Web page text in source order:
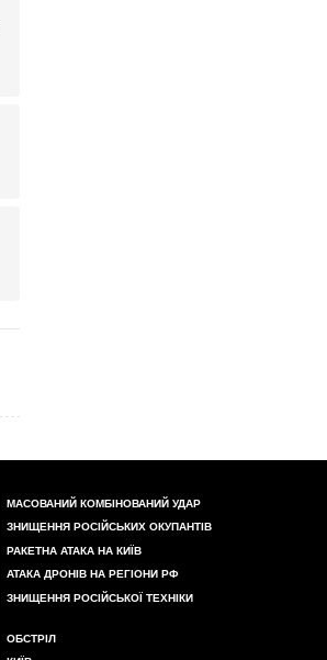
МАСОВАНИЙ КОМБІНОВАНИЙ УДАР
ЗНИЩЕННЯ РОСІЙСЬКИХ ОКУПАНТІВ
РАКЕТНА АТАКА НА КИЇВ
АТАКА ДРОНІВ НА РЕГІОНИ РФ
ЗНИЩЕННЯ РОСІЙСЬКОЇ ТЕХНІКИ
ОБСТРІЛ